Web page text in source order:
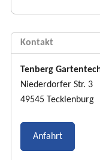
Kontakt
Tenberg
Niederdorfer Str. 3
49545 Tecklenburg
Anfahrt